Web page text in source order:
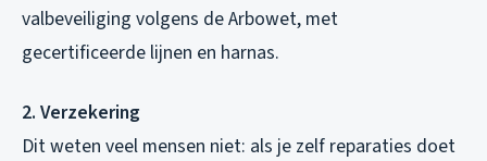
valbeveiliging volgens de Arbowet, met
gecertificeerde lijnen en harnas.
2. Verzekering
Dit weten veel mensen niet: als je zelf reparaties doet